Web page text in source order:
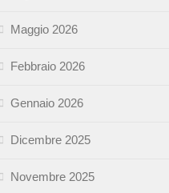
Maggio 2026
Febbraio 2026
Gennaio 2026
Dicembre 2025
Novembre 2025